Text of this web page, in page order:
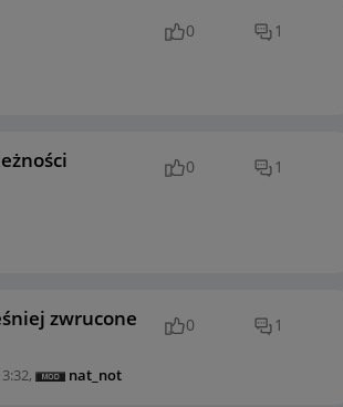
0 1
0 1
zwrucone
, nat_not
0 1